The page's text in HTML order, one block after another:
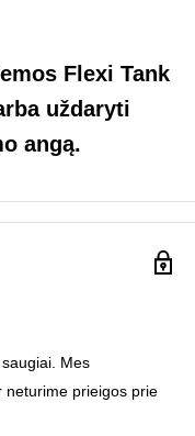
Flexi Tank
uždaryti
angą.
Mes
neturime prieigos prie